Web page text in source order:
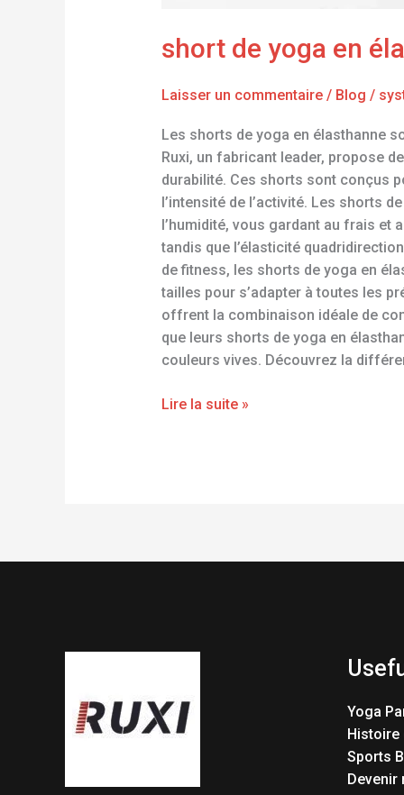
short de yoga en
Laisser un commentaire / Blog /
Les shorts de yoga en élasthanne
Ruxi, un fabricant leader, propose
durabilité. Ces shorts sont conçus
l’intensité de l’activité. Les shorts
l’humidité, vous gardant au frais et
tandis que l’élasticité
de fitness, les shorts de yoga en
tailles pour s’adapter à toutes les
offrent la combinaison idéale de
que leurs shorts de yoga en
couleurs vives. Découvrez la
Lire la suite »
Yoga
Histoire
Sports
Devenir